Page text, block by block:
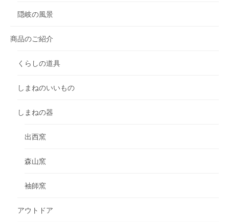
隠岐の風景
商品のご紹介
くらしの道具
しまねのいいもの
しまねの器
出西窯
森山窯
袖師窯
アウトドア